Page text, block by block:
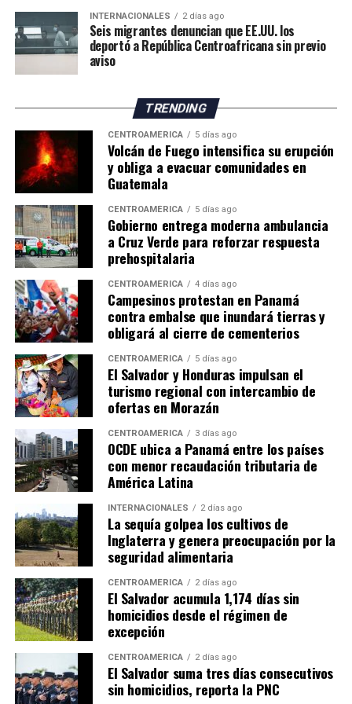
deberán adaptar sus métodos de trabajo y buscar nuevas
oportunidades para mantener la actividad frente al
cambio climático.
El impacto de la sequía pone de manifiesto los desafíos
que enfrenta la agricultura británica, tanto por la
reducción de los rendimientos como por los posibles
efectos sobre los precios y el suministro de productos
agrícolas en los próximos meses.
INTERNACIONALES 2 días ago
Seis migrantes denuncian que EE.UU. los
deportó a República Centroafricana sin previo
aviso
TRENDING
CENTROAMÉRICA 5 días ago
Volcán de Fuego intensifica su erupción
y obliga a evacuar comunidades en
Guatemala
CENTROAMÉRICA 5 días ago
Gobierno entrega moderna ambulancia
a Cruz Verde para reforzar respuesta
prehospitalaria
CENTROAMÉRICA 4 días ago
Campesinos protestan en Panamá
contra embalse que inundará tierras y
obligará al cierre de cementerios
CENTROAMÉRICA 5 días ago
El Salvador y Honduras impulsan el
turismo regional con intercambio de
ofertas en Morazán
CENTROAMÉRICA 3 días ago
OCDE ubica a Panamá entre los países
con menor recaudación tributaria de
América Latina
INTERNACIONALES 2 días ago
La sequía golpea los cultivos de
Inglaterra y genera preocupación por la
seguridad alimentaria
CENTROAMÉRICA 2 días ago
El Salvador acumula 1,174 días sin
homicidios desde el régimen de
excepción
CENTROAMÉRICA 2 días ago
El Salvador suma tres días consecutivos
sin homicidios, reporta la PNC